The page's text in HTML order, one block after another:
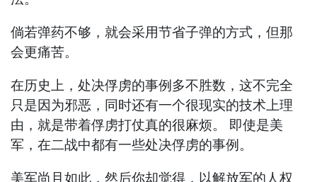
倘若弹药不够，就会采用节省子弹的方式，但那
会更痛苦。
在历史上，处决俘虏的事例多不胜数，这不完全
只是因为邪恶，同时还有一个很现实的技术上理
由，就是带着俘虏打仗真的很麻烦。 即使是美
军，在二战中都有一些处决俘虏的事例。
美军尚且如此，然后你却觉得，以解放军的人权